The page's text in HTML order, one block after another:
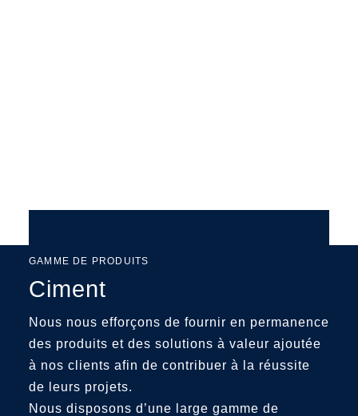
GAMME DE PRODUITS
Ciment
Nous nous efforçons de fournir en permanence
des produits et des solutions à valeur ajoutée
à nos clients afin de contribuer à la réussite
de leurs projets.
Nous disposons d’une large gamme de